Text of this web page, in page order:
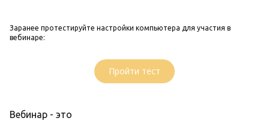
Заранее протестируйте настройки компьютера для участия в
вебинаре:
Пройти тест
Вебинар - это